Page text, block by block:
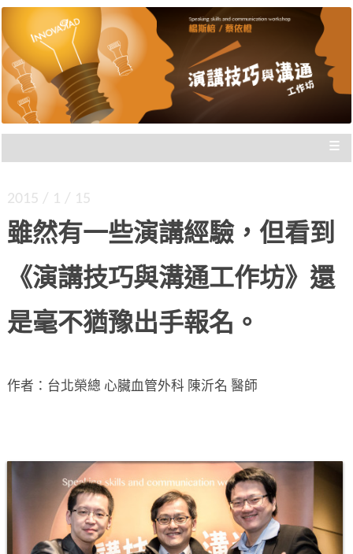
演講技巧與溝通工作坊 |
新思惟國際
楊斯棓與蔡依橙親自講授，理念型
與專業型演講的規劃重點，並有實
際上台互動機會，讓你在與群眾互
≡
2015 / 1 / 15
雖然有一些演講經驗，但看到
《演講技巧與溝通工作坊》還
是毫不猶豫出手報名。
作者：台北榮總 心臟血管外科 陳沂名 醫師